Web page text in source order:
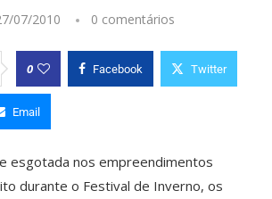
07/2010 0 comentários
0 Facebook Twitter
Email
esgotada nos empreendimentos
durante o Festival de Inverno, os